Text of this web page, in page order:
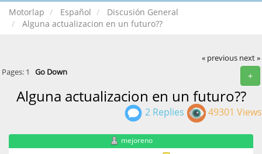
Motorlap Español
Discusión General
Alguna actualizacion en un futuro??
« previous next »
+
Pages: 1 Go Down
Alguna actualizacion en un futuro??
2 Replies 49301 Views
mejoreno